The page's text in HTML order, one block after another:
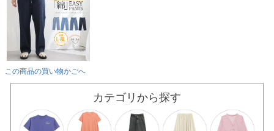
この商品の買い物かごへ
カテゴリから探す